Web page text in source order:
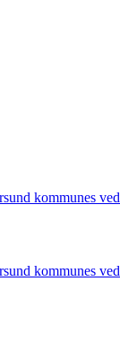
kommunes
kommunes